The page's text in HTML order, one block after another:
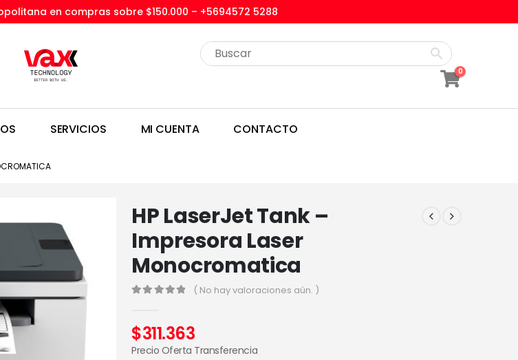
en compras sobre $150.000 – +5694572 5288
0
SERVICIOS MI CUENTA CONTACTO
HP LaserJet Tank –
Impresora Laser
Monocromatica
( No hay valoraciones aún. )
$311.363
Precio Oferta Transferencia